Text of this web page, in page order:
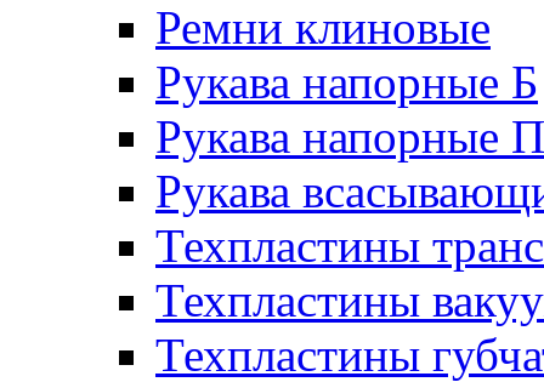
Ремни клиновые
Рукава напорные Б
Рукава напорные П
Рукава
Техпластины
Техпластины
Техпластины